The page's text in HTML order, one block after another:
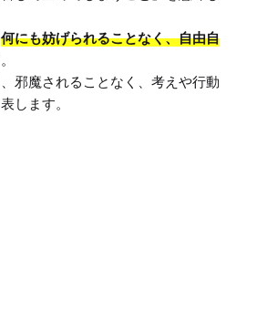
何にも妨げられることなく、自由自
邪魔されることなく、考えや行動
します。